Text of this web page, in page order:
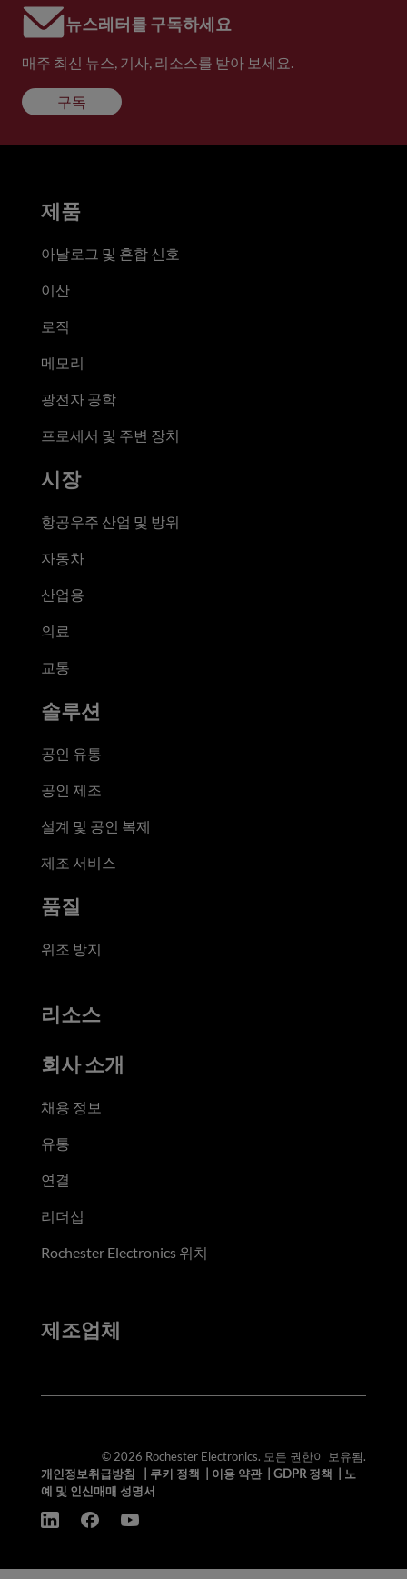
뉴스레터를 구독하세요
매주 최신 뉴스, 기사, 리소스를 받아 보세요.
구독
제품
아날로그 및 혼합 신호
이산
로직
메모리
광전자 공학
프로세서 및 주변 장치
시장
항공우주 산업 및 방위
자동차
산업용
의료
교통
솔루션
공인 유통
공인 제조
설계 및 공인 복제
제조 서비스
품질
위조 방지
리소스
회사 소개
채용 정보
유통
연결
리더십
Rochester Electronics 위치
제조업체
© 2026 Rochester Electronics. 모든 권한이 보유됨.
개인정보취급방침
쿠키 정책 이용 약관| GDPR 정책
노
예 및 인신매매 성명서